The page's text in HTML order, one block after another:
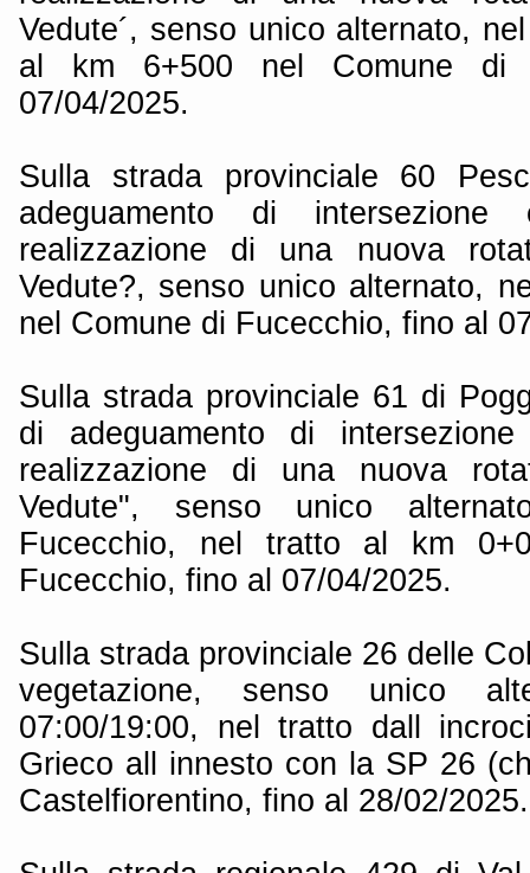
Vedute´, senso unico alternato,
al km 6+500 nel Comune di
07/04/2025.
Sulla strada provinciale 60
adeguamento di intersezione
realizzazione di una nuova
Vedute?, senso unico alternato,
nel Comune di Fucecchio, fino al
Sulla strada provinciale 61 di
di adeguamento di
realizzazione di una nuova
Vedute", senso unico
Fucecchio, nel tratto al km
Fucecchio, fino al 07/04/2025.
Sulla strada provinciale 26 delle
vegetazione, senso unico
07:00/19:00, nel tratto dall
Grieco all innesto con la SP 26
Castelfiorentino, fino al 28/02/2025.